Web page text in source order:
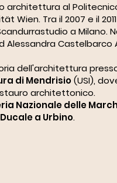
architettura al
Wien. Tra il 2007 e il
a Milano.
Castelbarco
dell'architettura
di Mendrisio(USI),
architettonico.
Nazionale delle
a Urbino.